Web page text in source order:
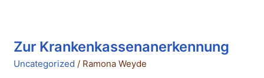
Zur Krankenkassenanerkennung
Uncategorized / Ramona Weyde